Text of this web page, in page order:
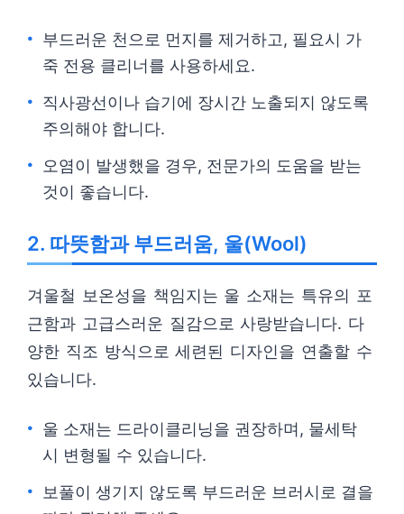
부드러운 천으로 먼지를 제거하고, 필요시 가
죽 전용 클리너를 사용하세요.
직사광선이나 습기에 장시간 노출되지 않도록
주의해야 합니다.
오염이 발생했을 경우, 전문가의 도움을 받는
것이 좋습니다.
2. 따뜻함과 부드러움, 울(Wool)
겨울철 보온성을 책임지는 울 소재는 특유의 포
근함과 고급스러운 질감으로 사랑받습니다. 다
양한 직조 방식으로 세련된 디자인을 연출할 수
있습니다.
울 소재는 드라이클리닝을 권장하며, 물세탁
시 변형될 수 있습니다.
보풀이 생기지 않도록 부드러운 브러시로 결을